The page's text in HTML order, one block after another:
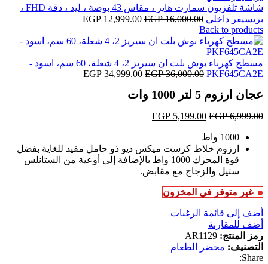
شاشة تلفزيون سمارت هاير ، مقاس 43 بوصة ، ليد ، دقة FHD ،
بريسيفر داخلي
EGP16,000.00
السعر
هو:
EGP 12,999.00
السعر
هو:
Back to products
مسطح كهرباء بوش بلت ان سيريز 2، 4 شعلة، 60 سم، اسود -
PKF645CA2E
EGP36,000.00
السعر
هو:
EGP 34,999.00
السعر
عجان ارزوم 5 لتر 1000 وات
EGP6,999.00
السعر
هو:
EGP 6,999.00.
EGP 5,199.00
السعر
EGP 5,199.00.
1000 واط
ارزوم خلاط كرست ميكس ديو ذو حامل مفيد للغاية بفضل
قوة المحرك 1000 واط بالإضافة إلى أوعية من الستانلس
ستيل والزجاج مع مقابض.
غير متوفر في المخزون
أضف إلى قائمة الرغبات
أضف للمقارنة
رمز المنتج: AR1129
التصنيف: محضر الطعام
Share: